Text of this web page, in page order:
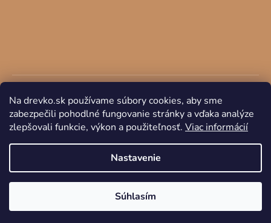
Na drevko.sk používame súbory cookies, aby sme
zabezpečili pohodlné fungovanie stránky a vďaka analýze
zlepšovali funkcie, výkon a použiteľnosť. Viac informácií
Nastavenie
Súhlasím
Vytvoril Shoptet